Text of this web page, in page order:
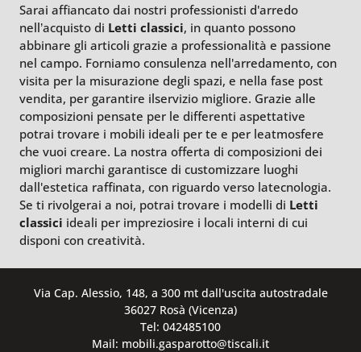
Sarai affiancato dai nostri professionisti d'arredo
nell’acquisto di Letti classici, in quanto possono
abbinare gli articoli grazie a professionalità e passione
nel campo. Forniamo consulenza nell'arredamento, con
visita per la misurazione degli spazi, e nella fase post
vendita, per garantire ilservizio migliore. Grazie alle
composizioni pensate per le differenti aspettative
potrai trovare i mobili ideali per te e per leatmosfere
che vuoi creare. La nostra offerta di composizioni dei
migliori marchi garantisce di customizzare luoghi
dall'estetica raffinata, con riguardo verso latecnologia.
Se ti rivolgerai a noi, potrai trovare i modelli di Letti
classici ideali per impreziosire i locali interni di cui
disponi con creatività.
Via Cap. Alessio, 148, a 300 mt dall'uscita autostradale
36027 Rosà (Vicenza)
Tel: 042485100
Mail: mobili.gasparotto@tiscali.it